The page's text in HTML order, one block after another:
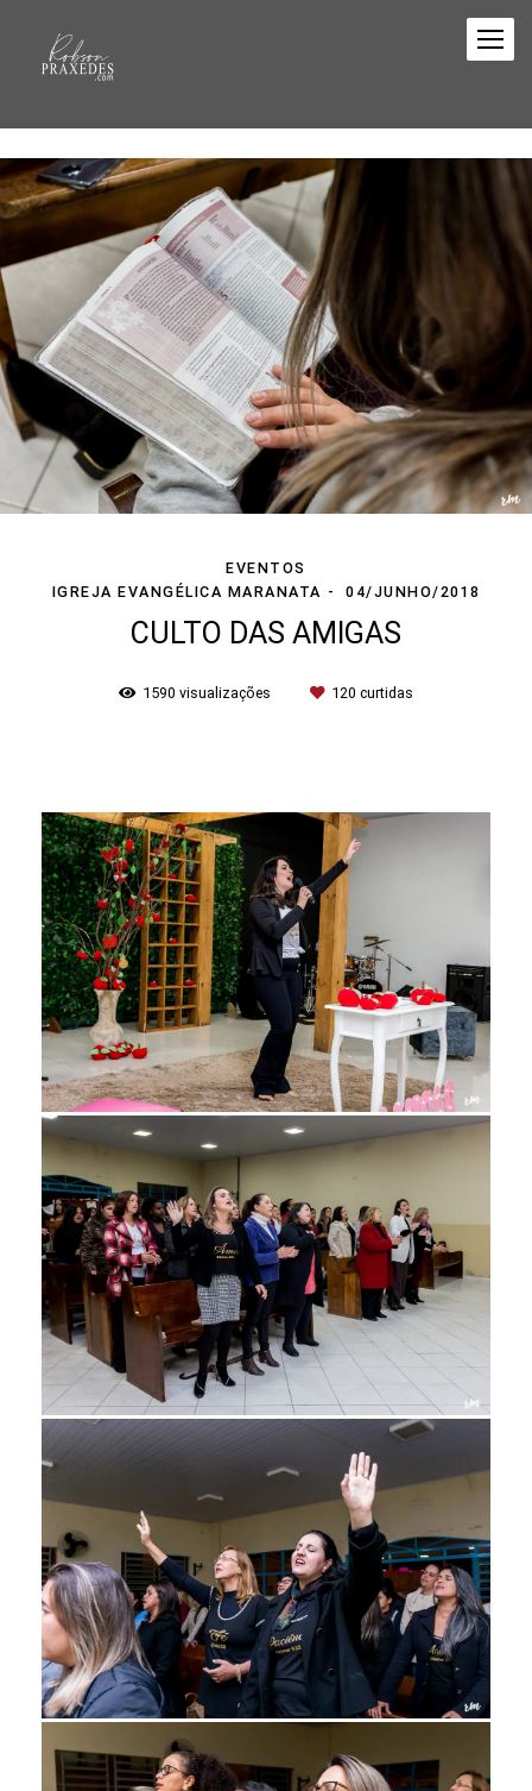
EVENTOS
IGREJA EVANGÉLICA MARANATA
04/JUNHO/2018
CULTO DAS AMIGAS
1590 visualizações 120 curtidas